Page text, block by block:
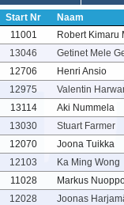
Start Nr Naam
11001 Robert Kimaru
13046 Getinet Mele
12706 Henri Ansio
12975 Valentin
13114 Aki Nummela
13030 Stuart Farmer
12070 Joona Tuikka
12103 Ka Ming Wong
11028 Markus
12028 Joonas